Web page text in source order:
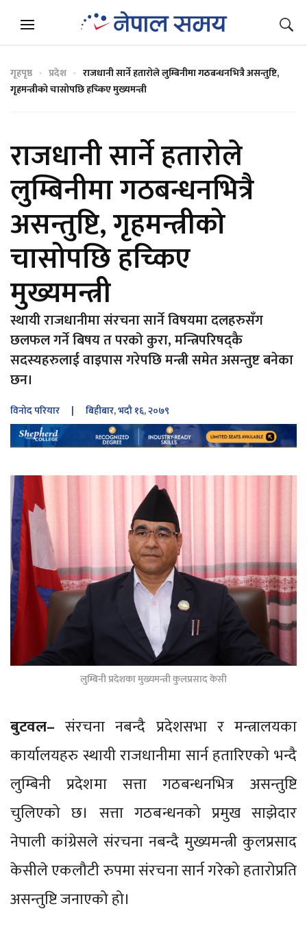
गृहपृष्ठ प्रदेश
राजधानी सार्ने हतारोले लुम्बिनीमा गठबन्धनभित्रै असन्तुष्टि,
गृहमन्त्रीको चासोपछि हच्किए मुख्यमन्त्री
राजधानी सार्ने हतारोले
लुम्बिनीमा गठबन्धनभित्रै
असन्तुष्टि, गृहमन्त्रीको
चासोपछि हच्किए
मुख्यमन्त्री
स्थायी राजधानीमा संरचना सार्ने विषयमा दलहरुसँग
छलफल गर्ने बिषय त परको कुरा, मन्त्रिपरिषद्कै
सदस्यहरुलाई वाइपास गरेपछि मन्त्री समेत असन्तुष्ट बनेका
छन।
विनोद परियार | बिहीबार, भदौ १६, २०७९
लुम्बिनी प्रदेशका मुख्यमन्त्री कुलप्रसाद केसी
बुटवल– संरचना नबन्दै प्रदेशसभा र मन्त्रालयका
कार्यालयहरु स्थायी राजधानीमा सार्न हतारिएको भन्दै
लुम्बिनी प्रदेशमा सत्ता गठबन्धनभित्र असन्तुष्टि
चुलिएको छ। सत्ता गठबन्धनको प्रमुख साझेदार
नेपाली कांग्रेसले संरचना नबन्दै मुख्यमन्त्री कुलप्रसाद
केसीले एकलौटी रुपमा संरचना सार्न गरेको हतारोप्रति
असन्तुष्टि जनाएको हो।